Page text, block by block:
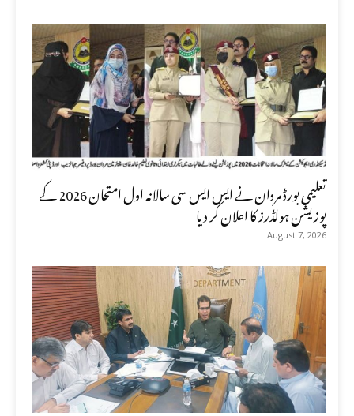
تعلیمی بورڈ مردان نے ایس ایس سی سالانہ اول امتحان 2026 کے
پوزیشن ہولڈرز کا اعلان کر دیا
August 7, 2026